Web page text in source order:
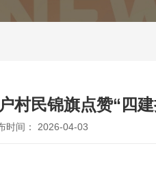
村民锦旗点赞“四
时间： 2026-04-03